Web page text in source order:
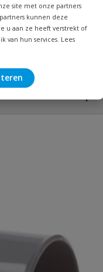
site met onze partners
kunnen deze
u aan ze heeft verstrekt of
van hun services. Lees